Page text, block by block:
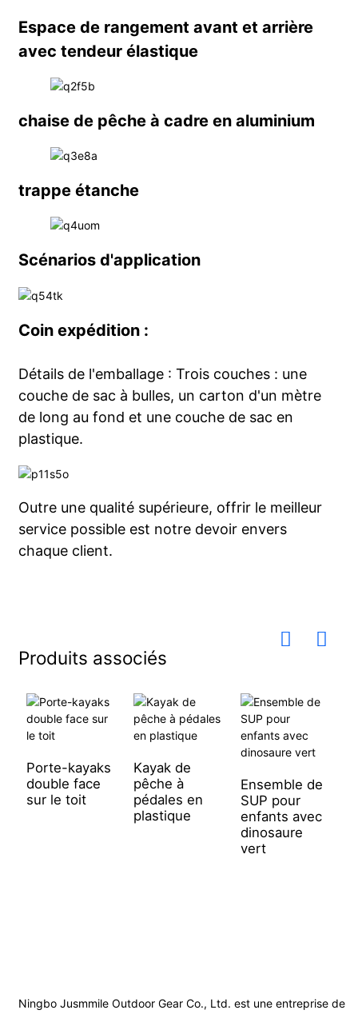
Espace de rangement avant et arrière
avec tendeur élastique
chaise de pêche à cadre en aluminium
trappe étanche
Scénarios d'application
Coin expédition :
Détails de l'emballage : Trois couches : une
couche de sac à bulles, un carton d'un mètre
de long au fond et une couche de sac en
plastique.
Outre une qualité supérieure, offrir le meilleur
service possible est notre devoir envers
chaque client.
Produits associés
Porte-kayaks
double face
sur le toit
Kayak de
pêche à
pédales en
plastique
Ensemble de
SUP pour
enfants avec
dinosaure
vert
Ningbo Jusmmile Outdoor Gear Co., Ltd. est une entreprise de